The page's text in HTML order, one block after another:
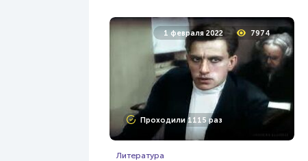
1 февраля 2022 7974
Проходили 1115 раз
Литература